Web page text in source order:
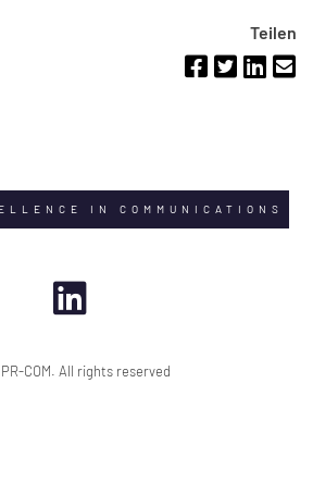
Teilen
IN COMMUNICATIONS
COM. All rights reserved